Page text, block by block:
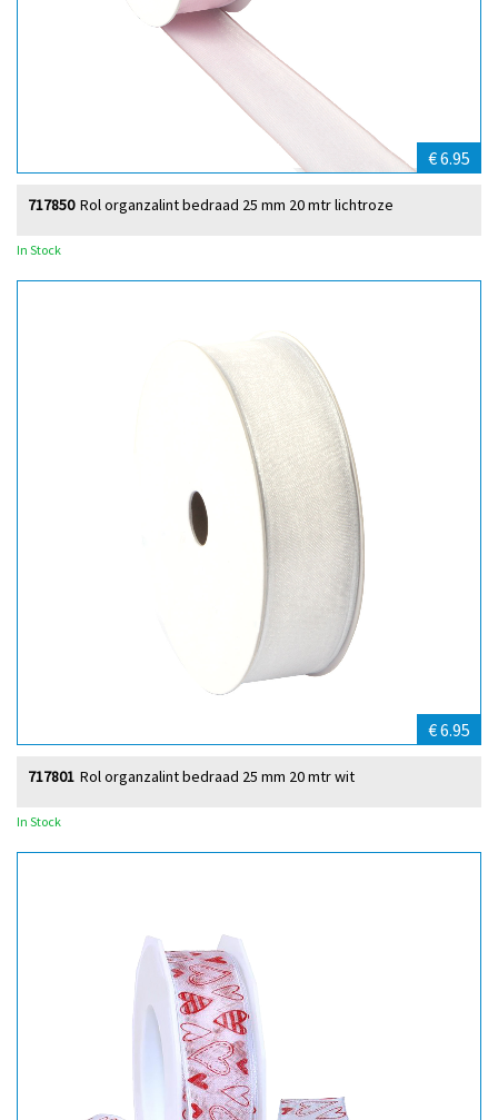
€ 6.95
Rol organzalint bedraad 25 mm 20 mtr lichtroze
717850
In Stock
€ 6.95
Rol organzalint bedraad 25 mm 20 mtr wit
717801
In Stock